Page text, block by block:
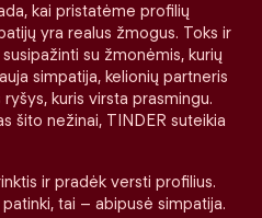
kai pristatėme profilių
yra realus žmogus. Toks ir
su žmonėmis, kurių
simpatija, kelionių partneris
kuris virsta prasmingu.
šito nežinai, TINDER suteikia
ir pradėk versti profilius.
tai – abipusė simpatija.